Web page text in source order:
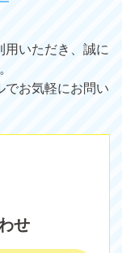
用いただき、誠に
でお気軽にお問い
せ